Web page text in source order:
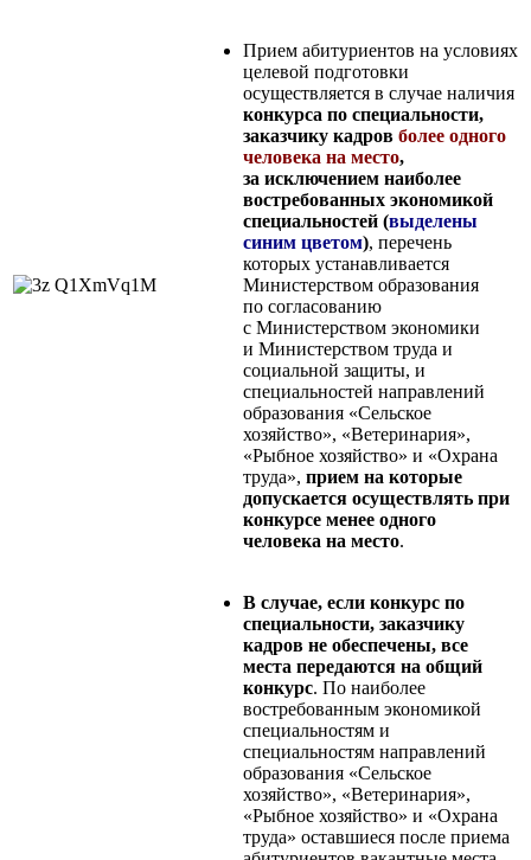
Прием абитуриентов на условиях
целевой подготовки
осуществляется в случае наличия
конкурса по специальности,
заказчику кадров более одного
человека на место,
за исключением наиболее
востребованных экономикой
специальностей (выделены
синим цветом), перечень
которых устанавливается
Министерством образования
по согласованию
с Министерством экономики
и Министерством труда и
социальной защиты, и
специальностей направлений
образования «Сельское
хозяйство», «Ветеринария»,
«Рыбное хозяйство» и «Охрана
труда», прием на которые
допускается осуществлять при
конкурсе менее одного
человека на место.
В случае, если конкурс по
специальности, заказчику
кадров не обеспечены, все
места передаются на общий
конкурс. По наиболее
востребованным экономикой
специальностям и
специальностям направлений
образования «Сельское
хозяйство», «Ветеринария»,
«Рыбное хозяйство» и «Охрана
труда» оставшиеся после приема